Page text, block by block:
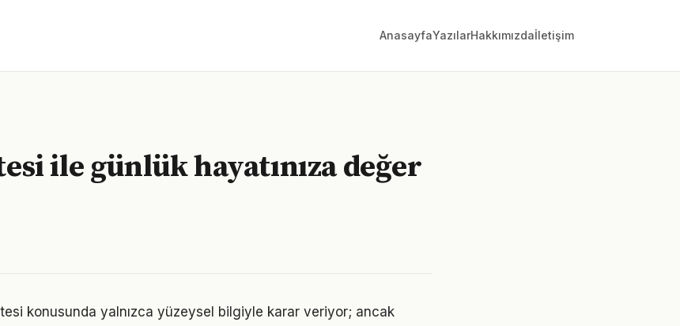
AnasayfaYazılarHakkımızdaİletişim
ile günlük hayatınıza değer
konusunda yalnızca yüzeysel bilgiyle karar veriyor; ancak